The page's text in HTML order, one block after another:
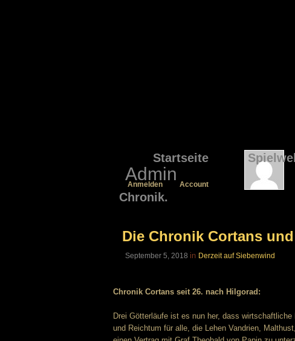
Startseite
Admin
Anmelden Account
Chronik.
Die Chronik Cortans
September 5, 2018 in Derzeit auf Siebenwind
Chronik Cortans seit 26. nach Hilgorad:
Drei Götterläufe ist es nun her, dass
und Reichtum für alle, die Lehen Vandrien,